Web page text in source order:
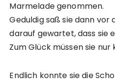
Marmelade genommen.
Geduldig saß sie dann vor
darauf gewartet, dass sie
Zum Glück müssen sie
Endlich konnte sie die